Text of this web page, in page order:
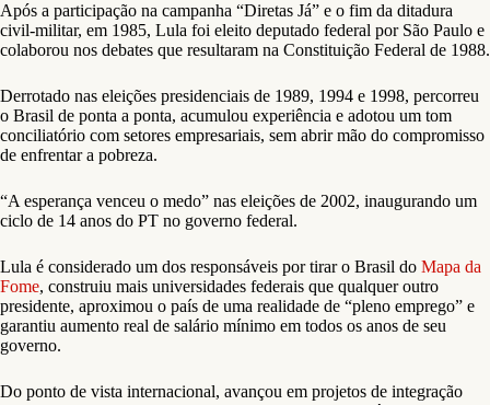
Após a participação na campanha “Diretas Já” e o fim da ditadura
civil-militar, em 1985, Lula foi eleito deputado federal por São Paulo e
colaborou nos debates que resultaram na Constituição Federal de 1988.
Derrotado nas eleições presidenciais de 1989, 1994 e 1998, percorreu
o Brasil de ponta a ponta, acumulou experiência e adotou um tom
conciliatório com setores empresariais, sem abrir mão do compromisso
de enfrentar a pobreza.
“A esperança venceu o medo” nas eleições de 2002, inaugurando um
ciclo de 14 anos do PT no governo federal.
Lula é considerado um dos responsáveis por tirar o Brasil do Mapa da
Fome, construiu mais universidades federais que qualquer outro
presidente, aproximou o país de uma realidade de “pleno emprego” e
garantiu aumento real de salário mínimo em todos os anos de seu
governo.
Do ponto de vista internacional, avançou em projetos de integração